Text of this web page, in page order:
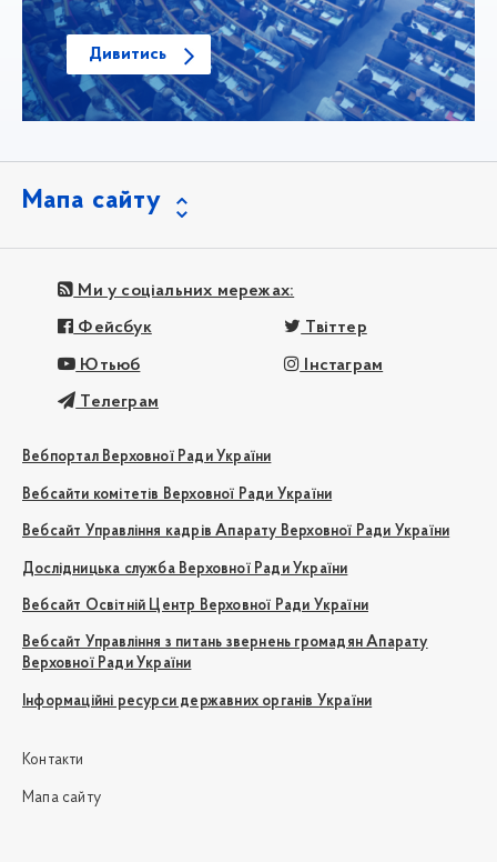
Дивитись
Мапа сайту
Ми у соціальних мережах:
Фейсбук Твіттер
Ютьюб Інстаграм
Телеграм
Вебпортал Верховної Ради України
Вебсайти комітетів Верховної Ради України
Вебсайт Управління кадрів Апарату Верховної Ради України
Дослідницька служба Верховної Ради України
Вебсайт Освітній Центр Верховної Ради України
Вебсайт Управління з питань звернень громадян Апарату
Верховної Ради України
Інформаційні ресурси державних органів України
Контакти
Мапа сайту